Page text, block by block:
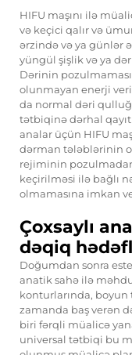
HIFU maşını ilə
və keçici qalır və
ərzində və ya günlər
yüngül şişlik və ya
Dərinin
olunmayan enerji
da normal dəri
tətbiqinə dərhal
analar üçün HIFU
dərman tələblərinin
rejiminin
keçirilməsi ilə bağlı
olmamasına imkan
Çoxsaylı
dəqiq
Doğumdan sonra
anatik sahə ilə
konturlarında, boyun
zamanda baş verən
biri fərqli müalicə
universal tətbiqi bu